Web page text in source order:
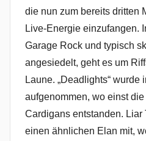
die nun zum bereits dritten
Live-Energie einzufangen.
Garage Rock und typisch
angesiedelt, geht es um
Laune. „Deadlights“ wurde
aufgenommen, wo einst
Cardigans entstanden. Liar
einen ähnlichen Elan mit,